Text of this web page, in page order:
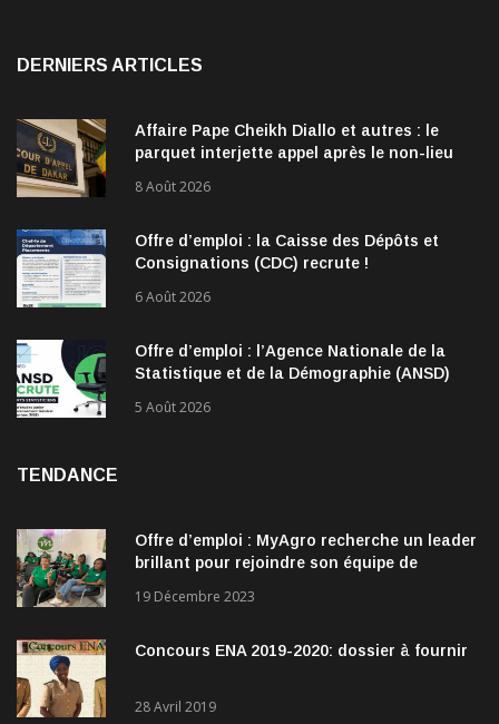
DERNIERS ARTICLES
Affaire Pape Cheikh Diallo et autres : le
parquet interjette appel après le non-lieu
8 Août 2026
Offre d’emploi : la Caisse des Dépôts et
Consignations (CDC) recrute !
6 Août 2026
Offre d’emploi : l’Agence Nationale de la
Statistique et de la Démographie (ANSD)
5 Août 2026
TENDANCE
Offre d’emploi : MyAgro recherche un leader
brillant pour rejoindre son équipe de
19 Décembre 2023
Concours ENA 2019-2020: dossier à fournir
28 Avril 2019